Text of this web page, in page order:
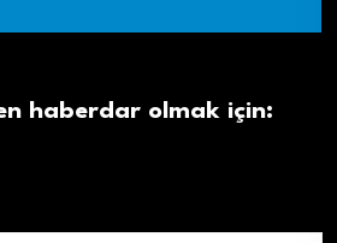
haberdar olmak için: